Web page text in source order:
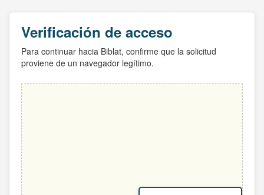
Verificación de acceso
Para continuar hacia Biblat, confirme que la solicitud
proviene de un navegador legítimo.